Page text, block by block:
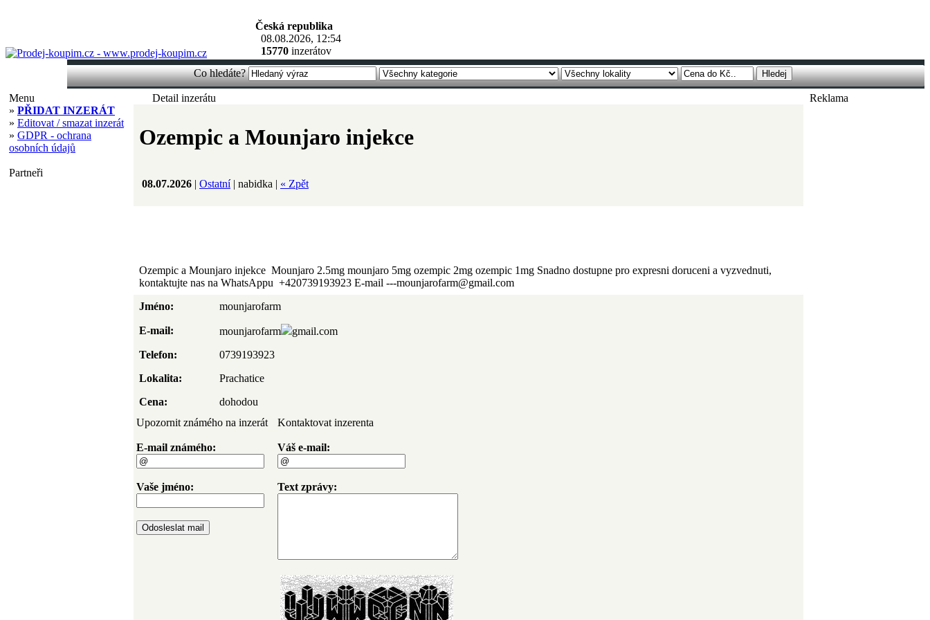
Česká republika
08.08.2026, 12:54
15770 inzerátov
Co hledáte?
Menu
» PŘIDAT INZERÁT
» Editovat / smazat inzerát
» GDPR - ochrana
osobních údajů
Partneři
Detail inzerátu
Ozempic a Mounjaro injekce
08.07.2026 | Ostatní| nabidka | « Zpět
Ozempic a Mounjaro injekce Mounjaro 2.5mg mounjaro 5mg ozempic 2mg ozempic 1mg Snadno dostupne pro expresni doruceni a vyzvednuti,
kontaktujte nas na WhatsAppu +420739193923 E-mail ---mounjarofarm@gmail.com
Jméno:
mounjarofarm
E-mail: mounjarofarm
gmail.com
Telefon:
0739193923
Lokalita:
Prachatice
Cena:
dohodou
Upozornit známého na inzerát
E-mail známého:
Vaše jméno:
Kontaktovat inzerenta
Váš e-mail:
Text zprávy:
Reklama